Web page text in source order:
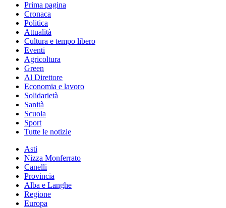
Prima pagina
Cronaca
Politica
Attualità
Cultura e tempo libero
Eventi
Agricoltura
Green
Al Direttore
Economia e lavoro
Solidarietà
Sanità
Scuola
Sport
Tutte le notizie
Asti
Nizza Monferrato
Canelli
Provincia
Alba e Langhe
Regione
Europa